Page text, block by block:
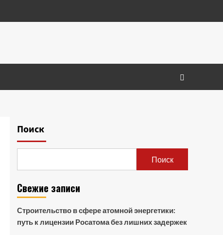
Поиск
Поиск
Свежие записи
Строительство в сфере атомной энергетики:
путь к лицензии Росатома без лишних задержек